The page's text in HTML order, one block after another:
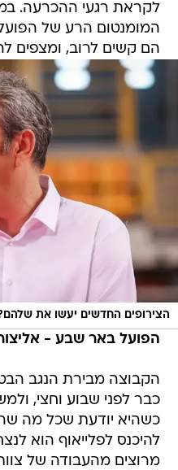
לקראת רגעי ההכרעה.
המומנטום הרע של
הם קשים לרוב, ומצפים
הצירופים החדשים יעשו את
הפועל באר שבע - אליצור
הקבוצה מבירת הנגב
כבר לפני שבוע וחצי,
כשהיא יודעת שכל מה
להיכנס לפלייאוף הוא
מרוצים מהעבודה של